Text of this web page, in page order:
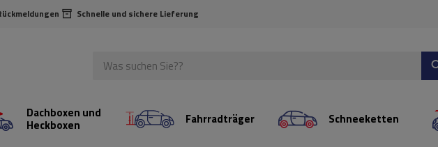
Schnelle und sichere Lieferung
Dachboxen und
Heckboxen Fahrradträger Schneeketten